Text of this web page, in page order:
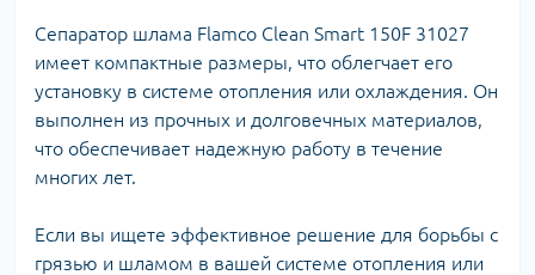
Сепаратор шлама Flamco Clean Smart 150F 31027
имеет компактные размеры, что облегчает его
установку в системе отопления или охлаждения. Он
выполнен из прочных и долговечных материалов,
что обеспечивает надежную работу в течение
многих лет.
Если вы ищете эффективное решение для борьбы с
грязью и шламом в вашей системе отопления или